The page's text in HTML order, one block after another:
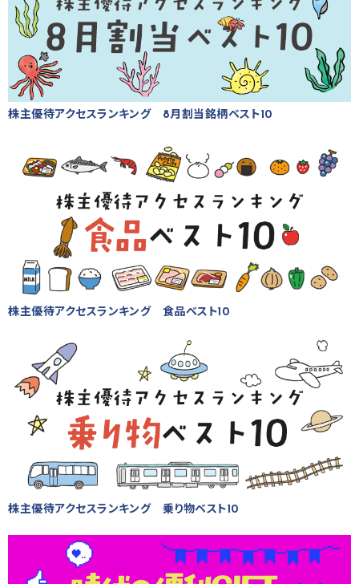
株主優待アクセスランキング 8月割当銘柄ベスト10
株主優待アクセスランキング 食品ベスト10
株主優待アクセスランキング 乗り物ベスト10